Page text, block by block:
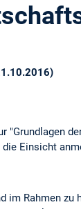
"Grundlagen
Einsicht
im Rahmen